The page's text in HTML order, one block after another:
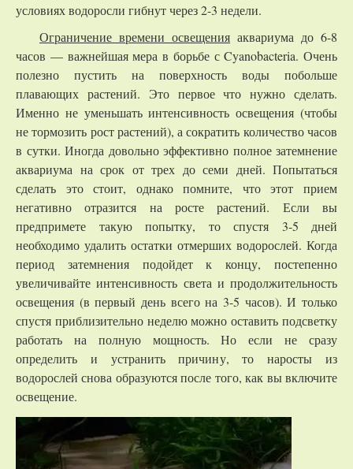
условиях водоросли гибнут через 2-3 недели.
Ограничение времени освещения аквариума до 6-8
часов — важнейшая мера в борьбе с Cyanobacteria. Очень
полезно пустить на поверхность воды побольше
плавающих растений. Это первое что нужно сделать.
Именно не уменьшать интенсивность освещения (чтобы
не тормозить рост растений), а сократить количество часов
в сутки. Иногда довольно эффективно полное затемнение
аквариума на срок от трех до семи дней. Попытаться
сделать это стоит, однако помните, что этот прием
негативно отразится на росте растений. Если вы
предпримете такую попытку, то спустя 3-5 дней
необходимо удалить остатки отмерших водорослей. Когда
период затемнения подойдет к концу, постепенно
увеличивайте интенсивность света и продолжительность
освещения (в первый день всего на 3-5 часов). И только
спустя приблизительно неделю можно оставить подсветку
работать на полную мощность. Но если не сразу
определить и устранить причину, то наросты из
водорослей снова образуются после того, как вы включите
освещение.